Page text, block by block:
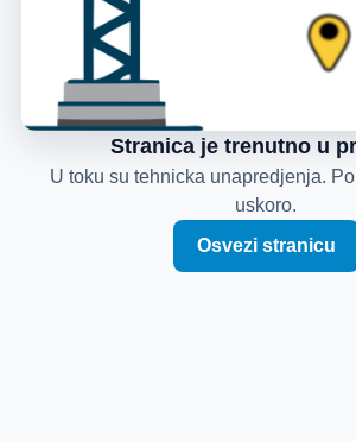
Stranica je trenutno u
U toku su tehnicka unapredjenja.
uskoro.
Osvezi stranicu